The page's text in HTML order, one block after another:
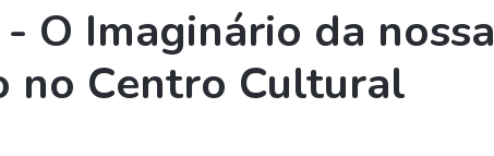
O Imaginário da nossa
no Centro Cultural